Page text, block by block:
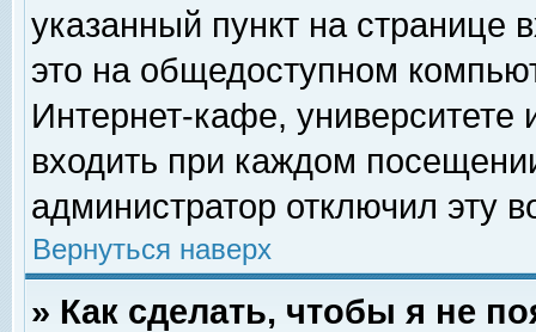
указанный пункт на
это на общедоступном
Интернет-кафе, университете
входить при каждом
администратор отключил эту
Вернуться наверх
» Как сделать, чтобы я не